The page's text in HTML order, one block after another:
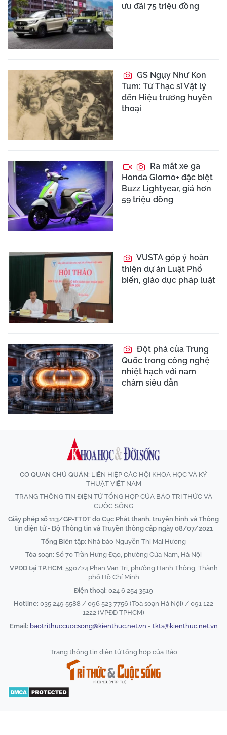
ưu đãi 75 triệu đồng
GS Ngụy Như Kon
Tum: Từ Thạc sĩ Vật lý
đến Hiệu trưởng huyền
thoại
Ra mắt xe ga
Honda Giorno+ đặc biệt
Buzz Lightyear, giá hơn
59 triệu đồng
VUSTA góp ý hoàn
thiện dự án Luật Phổ
biến, giáo dục pháp luật
Đột phá của Trung
Quốc trong công nghệ
nhiệt hạch với nam
châm siêu dẫn
CƠ QUAN CHỦ QUẢN: LIÊN HIỆP CÁC HỘI KHOA HỌC VÀ KỸ
THUẬT VIỆT NAM
TRANG THÔNG TIN ĐIỆN TỬ TỔNG HỢP CỦA BÁO TRI THỨC VÀ
CUỘC SỐNG
Giấy phép số 113/GP-TTĐT do Cục Phát thanh, truyền hình và Thông
tin điện tử - Bộ Thông tin và Truyền thông cấp ngày 08/07/2021
Tổng Biên tập: Nhà báo Nguyễn Thị Mai Hương
Tòa soạn: Số 70 Trần Hưng Đạo, phường Cửa Nam, Hà Nội
VPĐD tại TP.HCM: 590/24 Phan Văn Trị, phường Hạnh Thông, Thành
phố Hồ Chí Minh
Điện thoại: 024 6 254 3519
Hotline: 035 249 5588 / 096 523 7756 (Toà soạn Hà Nội) / 091 122
1222 (VPĐD TPHCM)
Email: baotrithuccuocsong@kienthuc.net.vn - tkts@kienthuc.net.vn
Trang thông tin điện tử tổng hợp của Báo